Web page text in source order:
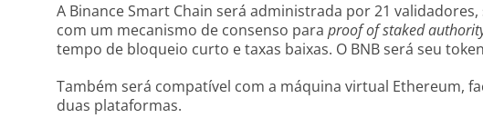
A Binance Smart Chain será administrada por 21 validadores,
com um mecanismo de consenso para proof of staked
tempo de bloqueio curto e taxas baixas. O BNB será seu
Também será compatível com a máquina virtual Ethereum,
duas plataformas.